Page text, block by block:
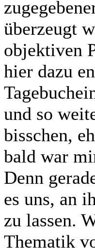
überzeugt
objektiven
hier dazu
und so
bisschen,
bald war
Denn
es uns, an
zu lassen.
Thematik